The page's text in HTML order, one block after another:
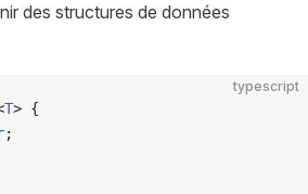
des structures de données
typescript
T> {
;